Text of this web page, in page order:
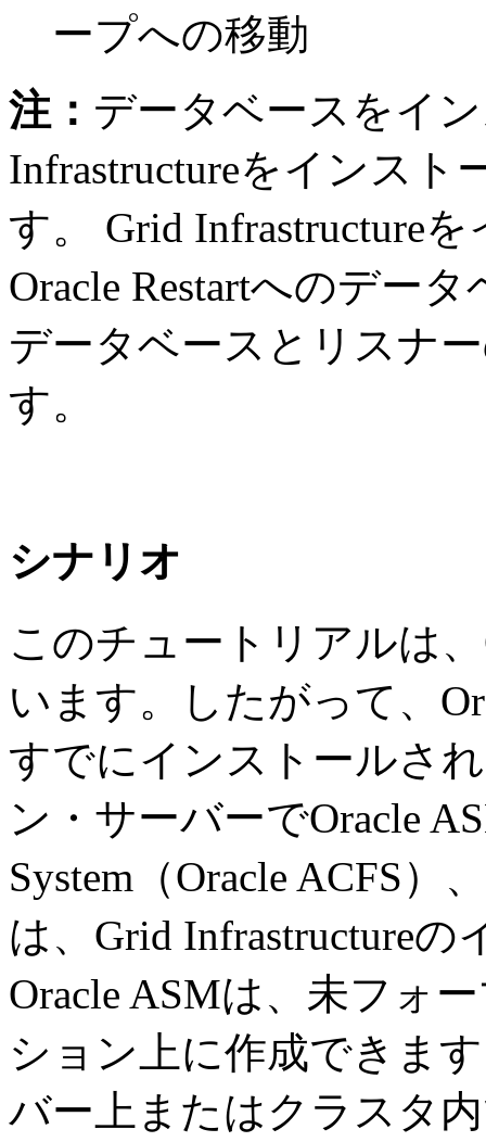
ープへの移動
注： データベースをイ
Infrastructureをインス
す。 Grid Infrastructure
Oracle Restartへのデー
データベースとリスナ
す。
シナリオ
このチュートリアルは
います。したがって、
すでにインストールさ
ン・サーバーでOracle
System（Oracle ACFS）
は、Grid Infrastructure
Oracle ASMは、未フォ
ション上に作成できま
バー上またはクラスタ